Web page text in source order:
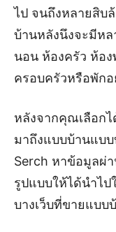
ไป จนถึงหลายสิบ
บ้านหลังนึงจะมีหล
นอน ห้องครัว ห้อ
ครอบครัวหรือพัก
หลังจากคุณเลือก
มาถึงแบบบ้านแบ
Serch หาข้อมูลผ่
รูปแบบให้ได้นำไป
บางเว็บที่ขายแบ